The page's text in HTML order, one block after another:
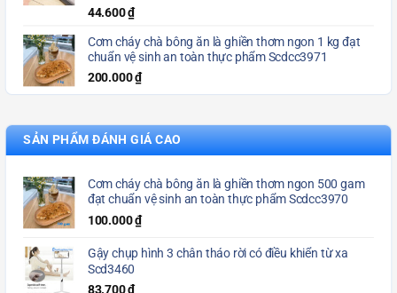
44.600₫
Cơm cháy chà bông ăn là ghiền thơm ngon 1 kg đạt
chuẩn vệ sinh an toàn thực phẩm Scdcc3971
200.000₫
SẢN PHẨM ĐÁNH GIÁ CAO
Cơm cháy chà bông ăn là ghiền thơm ngon 500 gam
đạt chuẩn vệ sinh an toàn thực phẩm Scdcc3970
100.000₫
Gậy chụp hình 3 chân tháo rời có điều khiển từ xa
Scd3460